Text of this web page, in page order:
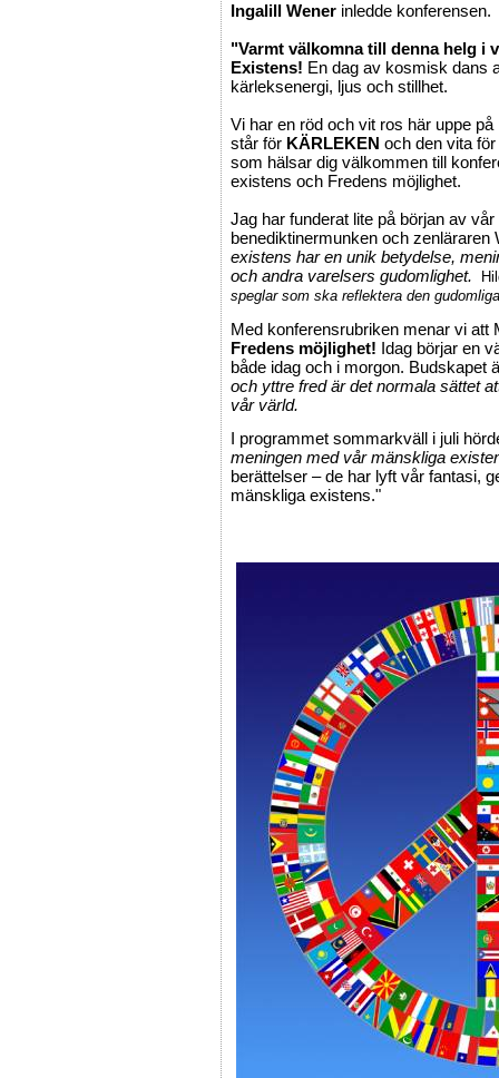
Ingalill Wener inledde konferensen.
"Varmt välkomna till denna helg i
Existens! En dag av kosmisk dans
kärleksenergi, ljus och stillhet.
Vi har en röd och vit ros här uppe
står för KÄRLEKEN och den vita för
som hälsar dig välkommen till
existens och Fredens möjlighet.
Jag har funderat lite på början av
benediktinermunken och
existens har en unik betydelse,
och andra varelsers gudomlighet.
speglar som ska reflektera den
Med konferensrubriken menar vi
Fredens möjlighet! Idag börjar en
både idag och i morgon. Budskapet
och yttre fred är det normala sättet
vår värld.
I programmet sommarkväll i juli
meningen med vår mänskliga
berättelser – de har lyft vår fantasi,
mänskliga existens."